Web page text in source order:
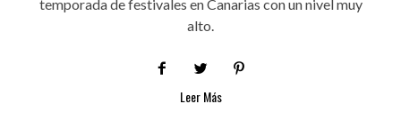
temporada de festivales en Canarias con un nivel muy
alto.
Leer Más